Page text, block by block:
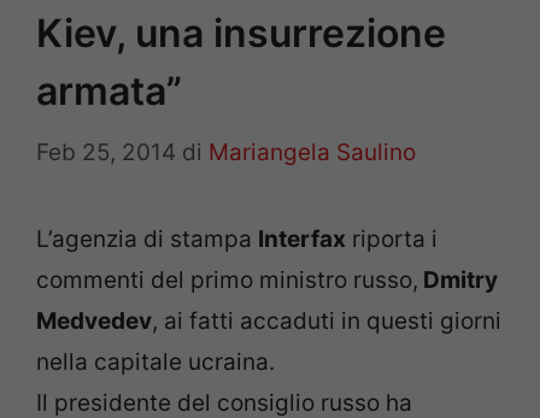
Kiev, una insurrezione
armata”
Feb 25, 2014 di Mariangela Saulino
L’agenzia di stampa Interfax riporta i
commenti del primo ministro russo, Dmitry
Medvedev, ai fatti accaduti in questi giorni
nella capitale ucraina.
Il presidente del consiglio russo ha